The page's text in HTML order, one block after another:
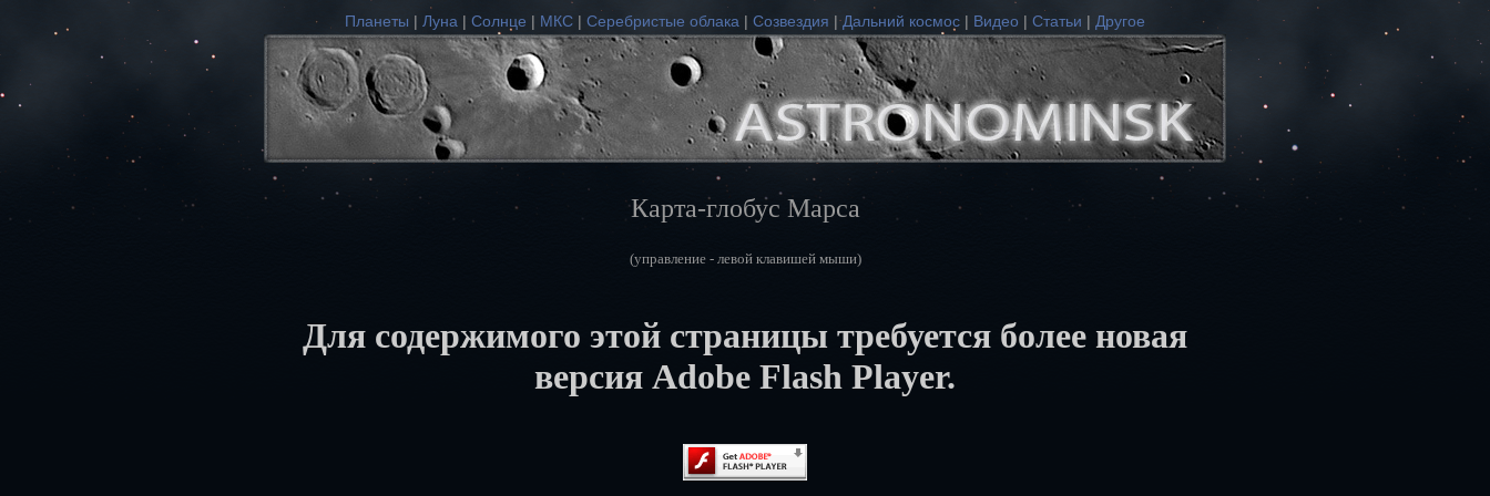
Планеты | Луна | Солнце | МКС | Серебристые облака | Созвездия |Дальний космос | Видео | Статьи | Другое
Карта-глобус Марса
(управление - левой клавишей мыши)
Для содержимого этой страницы требуется более новая
версия Adobe Flash Player.